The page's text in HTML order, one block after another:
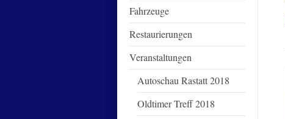
Fahrzeuge
Restaurierungen
Veranstaltungen
Autoschau Rastatt 2018
Oldtimer Treff 2018